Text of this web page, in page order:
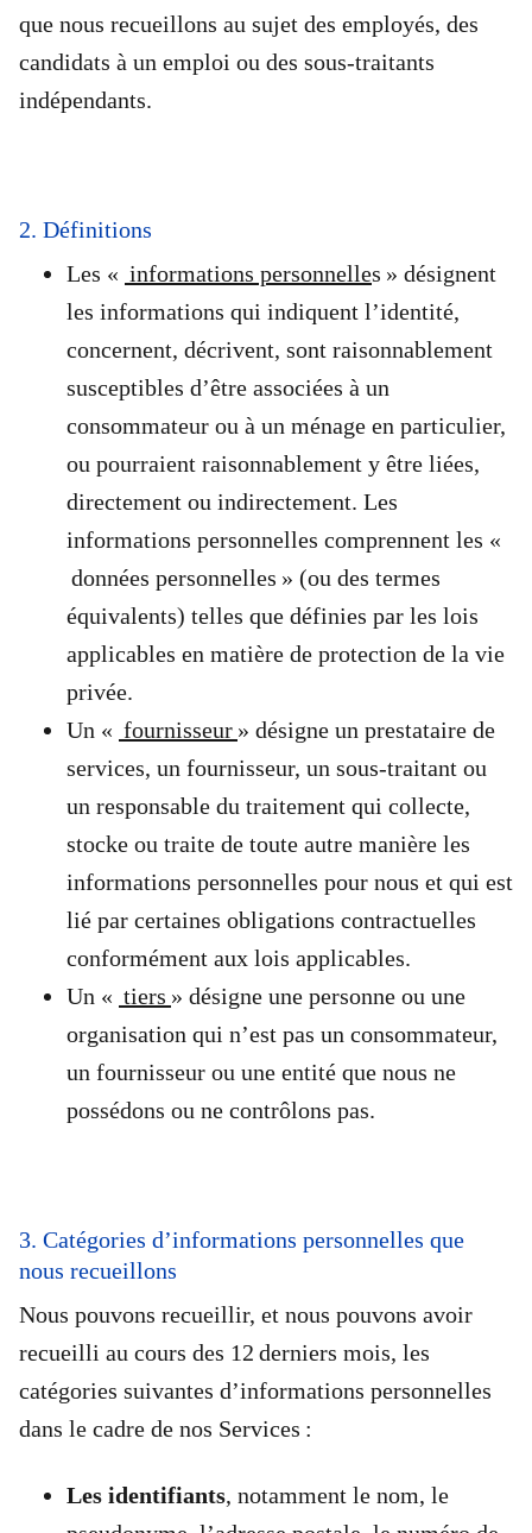
que nous recueillons au sujet des employés, des
candidats à un emploi ou des sous-traitants
indépendants.
2. Définitions
Les « informations personnelles » désignent
les informations qui indiquent l’identité,
concernent, décrivent, sont raisonnablement
susceptibles d’être associées à un
consommateur ou à un ménage en particulier,
ou pourraient raisonnablement y être liées,
directement ou indirectement. Les
informations personnelles comprennent les «
données personnelles » (ou des termes
équivalents) telles que définies par les lois
applicables en matière de protection de la vie
privée.
Un « fournisseur » désigne un prestataire de
services, un fournisseur, un sous-traitant ou
un responsable du traitement qui collecte,
stocke ou traite de toute autre manière les
informations personnelles pour nous et qui est
lié par certaines obligations contractuelles
conformément aux lois applicables.
Un « tiers » désigne une personne ou une
organisation qui n’est pas un consommateur,
un fournisseur ou une entité que nous ne
possédons ou ne contrôlons pas.
3. Catégories d’informations personnelles que
nous recueillons
Nous pouvons recueillir, et nous pouvons avoir
recueilli au cours des 12 derniers mois, les
catégories suivantes d’informations personnelles
dans le cadre de nos Services :
Les identifiants, notamment le nom, le